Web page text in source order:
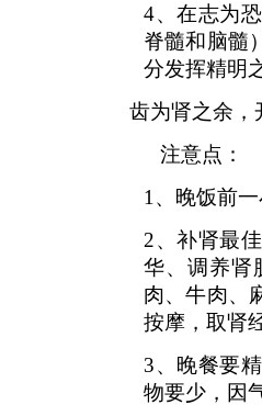
4、在志为
脊髓和脑髓
分发挥精明
齿为肾之余，
注意点：
1、 晚饭前
2、补肾最
华、调养肾
肉、牛肉、
按摩，取肾
3、 晚餐要
物要少，因